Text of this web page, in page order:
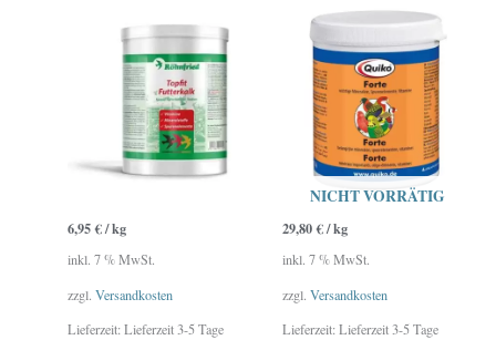
6,95€/kg
inkl. 7 % MwSt.
zzgl.Versandkosten
Lieferzeit:Lieferzeit 3-5 Tage
NICHT VORRÄTIG
29,80€/kg
inkl. 7 % MwSt.
zzgl. Versandkosten
Lieferzeit:Lieferzeit 3-5 Tage